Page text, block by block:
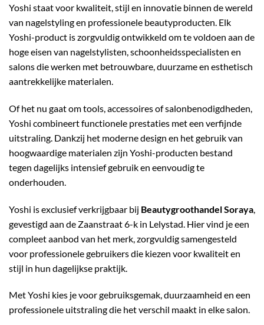
Yoshi staat voor kwaliteit, stijl en innovatie binnen de wereld
van nagelstyling en professionele beautyproducten. Elk
Yoshi-product is zorgvuldig ontwikkeld om te voldoen aan de
hoge eisen van nagelstylisten, schoonheidsspecialisten en
salons die werken met betrouwbare, duurzame en esthetisch
aantrekkelijke materialen.
Of het nu gaat om tools, accessoires of salonbenodigdheden,
Yoshi combineert functionele prestaties met een verfijnde
uitstraling. Dankzij het moderne design en het gebruik van
hoogwaardige materialen zijn Yoshi-producten bestand
tegen dagelijks intensief gebruik en eenvoudig te
onderhouden.
Yoshi is exclusief verkrijgbaar bij Beautygroothandel Soraya
gevestigd aan de Zaanstraat 6-k in Lelystad. Hier vind je een
compleet aanbod van het merk, zorgvuldig samengesteld
voor professionele gebruikers die kiezen voor kwaliteit en
stijl in hun dagelijkse praktijk.
Met Yoshi kies je voor gebruiksgemak, duurzaamheid en een
professionele uitstraling die het verschil maakt in elke salon.